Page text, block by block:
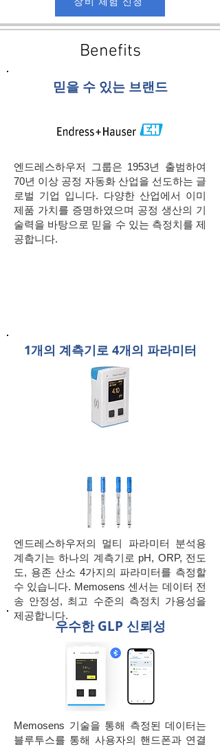
장비 체험 신청
Benefits
믿을 수 있는 브랜드
​엔드레스하우저 그룹은 1953년 출범하여
70년 이상 공정 자동화 산업을 선도하는 글
로벌 기업 입니다. 다양한 산업에서 이미
제품 가치를 증명하였으며 공정 생산의 기
술력을 바탕으로 믿을 수 있는 측정치를 제
공합니다.
1개의 계측기로 4개의 파라미터
​엔드레스하우저의 멀티 파라미터 분석용
계측기는 하나의 계측기로 pH, ORP, 전도
도, 용존 산소 4가지의 파라미터를 측정할
수 있습니다. Memosens 센서는 데이터 전
송 안정성, 최고 수준의 측정치 가용성을
제공합니다.
​우수한 GLP 신뢰성
Memosens 기술을 통해 측정된 데이터는
블루투스를 통해 사용자의 핸드폰과 연결